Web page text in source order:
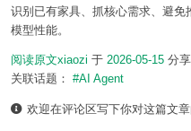
识别已有家具、抓核心需求、避
模型性能。
阅读原文xiaozi 于 2026-05-15 分享
关联话题： #AI Agent
欢迎在评论区写下你对这篇文章